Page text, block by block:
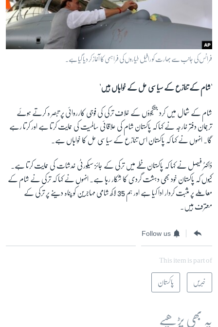
فرانس کی جانب سے بھارت کو رافیل طیاروں کی فراہمی کا آغاز کر دیا گیا ہے۔
'شام کے تنازع کے سیاسی حل کے خواہاں ہیں'
شام کے شمال میں کرد جنگجوؤں کے خلاف ترکی کی فوجی کارروائی پر تبصر ہ کرتے ہوئے
ترجمان دفتر خارجہ نے کہا کہ پاکستان شام کی علاقائی سالمیت کی حمایت کرتا ہے اور کرتا رہے
گا۔ انہوں نے کہا کہ پاکستان اس تنازع کے سیاسی حل کا خواہاں ہے۔
ڈاکٹر فیصل نے کہا کہ پاکستان خطے میں ترکی کے جائز سیکورٹی خدشات کی حمایت کرتا ہے۔
کیوں کہ پاکستان خود بھی دہشت گردی کا شکار رہا ہے۔ انہوں نے کہا کہ ترکی نے شام کے
معاملے پر مثبت کردار ادا کیا ہے اور ہم 35 لاکھ شامی مہاجرین کو پناہ دینے پر ترکی کے
معترف ہیں۔
Follow us
This item is part of
خبریں پاکستان
یہ بھی پڑھیے